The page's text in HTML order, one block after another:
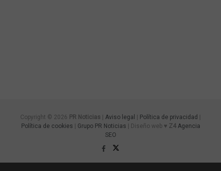
Copyright © 2026 PR Noticias | Aviso legal | Política de privacidad |
Política de cookies | Grupo PR Noticias | Diseño web ♥ Z4 Agencia
SEO